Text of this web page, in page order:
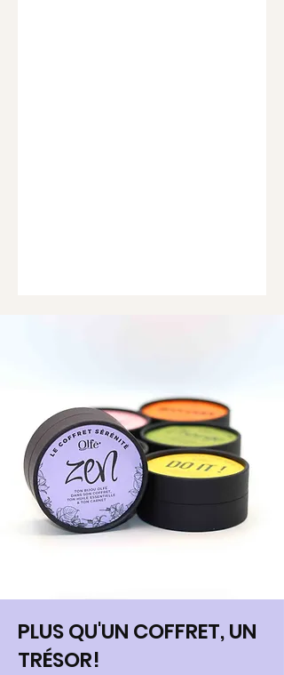
PLUS QU'UN COFFRET, UN
TRÉSOR!